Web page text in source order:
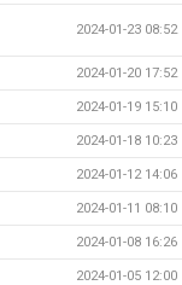
2024-01-23 08:52
2024-01-20 17:52
2024-01-19 15:10
2024-01-18 10:23
2024-01-12 14:06
2024-01-11 08:10
2024-01-08 16:26
2024-01-05 12:00